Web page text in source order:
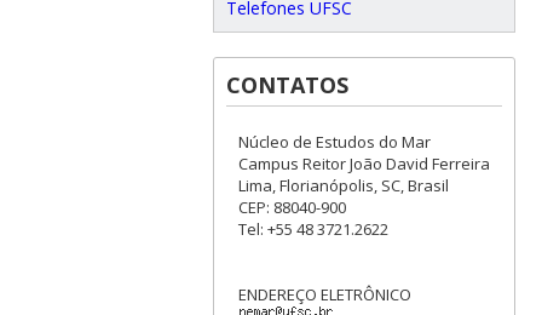
Telefones UFSC
CONTATOS
Núcleo de Estudos do Mar
Campus Reitor João David Ferreira
Lima, Florianópolis, SC, Brasil
CEP: 88040-900
Tel: +55 48 3721.2622
ENDEREÇO ELETRÔNICO